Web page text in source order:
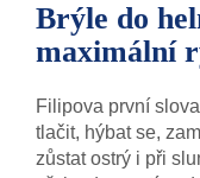
Brýle do
maximální
Filipova první
tlačit, hýbat se,
zůstat ostrý i při